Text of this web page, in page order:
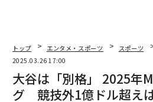
トップ エンタメ・スポーツ スポーツ
2025.03.26 17:00
大谷は「別格」 2025年
グ 競技外1億ドル超え